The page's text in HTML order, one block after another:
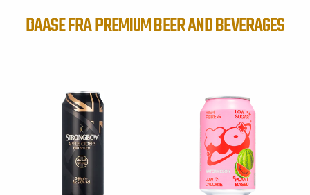
DAASE FRA PREMIUM BEER AND BEVERAGES